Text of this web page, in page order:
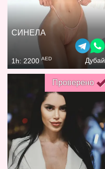
СИНЕЛА
1h: 2200 AED Дубай
Проверено